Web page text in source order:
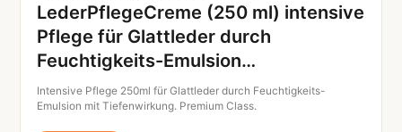
LederPflegeCreme (250 ml) intensive
Pflege für Glattleder durch
Feuchtigkeits-Emulsion…
Intensive Pflege 250ml für Glattleder durch Feuchtigkeits-
Emulsion mit Tiefenwirkung. Premium Class.